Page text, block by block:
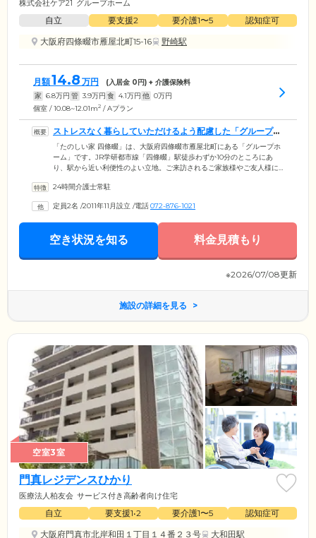
株式会社ケア21 グループホーム
自立 要支援2 要介護1〜5
認知症可
大阪府四條畷市雁屋北町15-16
野崎駅
月額14.8 万円 (入居金 0円) + 介護保険料
家 6.8万円 管 3.9万円 食 4.1万円 他 0万円
個室 / 10.08~12.01m2 / Aプラン
ストレスなく暮らしていただけるよう配慮した「グループホ
ーム」です
「たのしい家 四條畷」は、大阪府四條畷市雁屋北町にある「グループホ
ーム」です。JR学研都市線「四條畷」駅徒歩わずか10分のところにあ
り、駅から近い利便性のよい立地。ご来訪されるご家族様やご友人様に
敷地を活かし、遊歩道付きの庭を配置。認知症のご入居者様の行動を過
に配慮した造りです。自由に日光浴を楽しんだり、中庭を散策したりと
楽しく有意義な日常をお過ごしください。みなさまの健康的で生きがい
24時間介護士常駐
定員2名 /2011年11月設立 /電話072-876-1021
空き状況を知る 料金見積もり
※2026/07/08更新
施設の詳細を見る
空室3室
門真レジデンスひかり
医療法人柏友会 サービス付き高齢者向け住宅
自立 要支援1•2 要介護1〜5
認知症可
大阪府門真市北岸和田１丁目１４番２３号
大和田駅